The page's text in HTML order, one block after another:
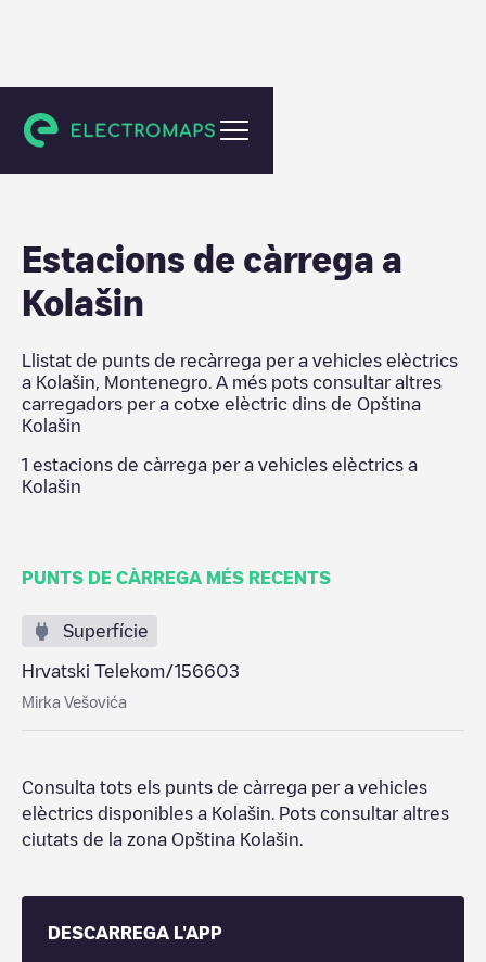
Opština Kolašin
Estacions de càrrega a
Kolašin
Llistat de punts de recàrrega per a vehicles elèctrics
a Kolašin Montenegro . A més pots consultar altres
carregadors per a cotxe elèctric dins de Opština
Kolašin
1 estacions de càrrega per a vehicles elèctrics a
Kolašin
PUNTS DE CÀRREGA MÉS RECENTS
Superfície
Hrvatski Telekom/156603
Mirka Vešovića
Consulta tots els punts de càrrega per a vehicles
elèctrics disponibles a Kolašin . Pots consultar altres
ciutats de la zona Opština Kolašin
DESCARREGA L'APP